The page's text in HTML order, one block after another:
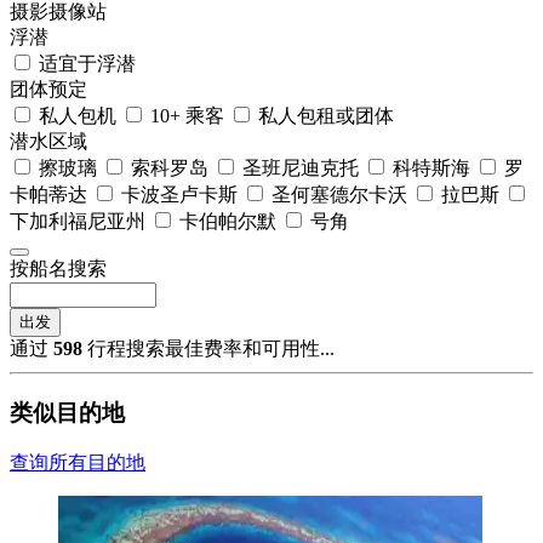
摄影摄像站
浮潜
适宜于浮潜
团体预定
私人包机
10+ 乘客
私人包租或团体
潜水区域
擦玻璃
索科罗岛 圣班尼迪克托 科特斯海
罗
卡帕蒂达
卡波圣卢卡斯 圣何塞德尔卡沃
拉巴斯
下加利福尼亚州
卡伯帕尔默 号角
按船名搜索
出发
通过 598 行程搜索最佳费率和可用性...
类似目的地
查询所有目的地